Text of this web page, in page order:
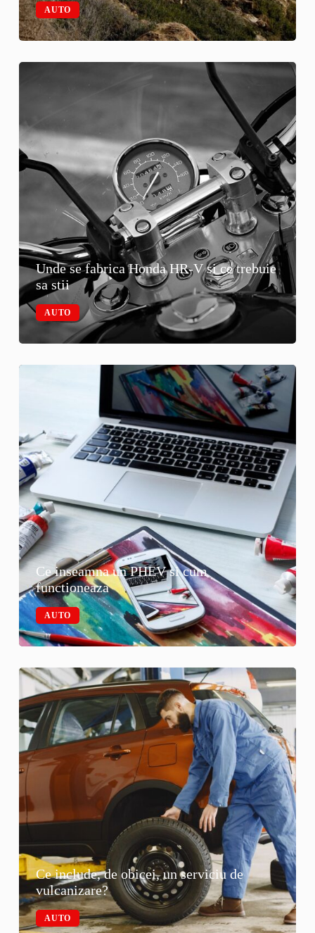
AUTO
Unde se fabrica Honda HR-V si ce trebuie
sa stii
AUTO
Ce inseamna un PHEV si cum
functioneaza
AUTO
Ce include, de obicei, un serviciu de
vulcanizare?
AUTO